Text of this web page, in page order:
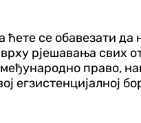
се обавезати
рјешавања свих
право,
егзистенцијалној